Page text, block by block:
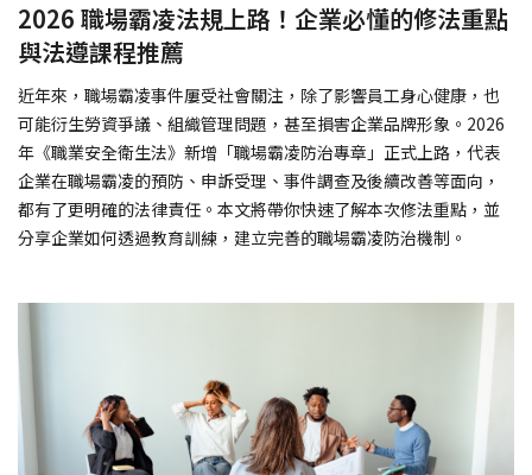
2026 職場霸凌法規上路！企業必懂的修法重點
與法遵課程推薦
近年來，職場霸凌事件屢受社會關注，除了影響員工身心健康，也
可能衍生勞資爭議、組織管理問題，甚至損害企業品牌形象。2026
年《職業安全衛生法》新增「職場霸凌防治專章」正式上路，代表
企業在職場霸凌的預防、申訴受理、事件調查及後續改善等面向，
都有了更明確的法律責任。本文將帶你快速了解本次修法重點，並
分享企業如何透過教育訓練，建立完善的職場霸凌防治機制。